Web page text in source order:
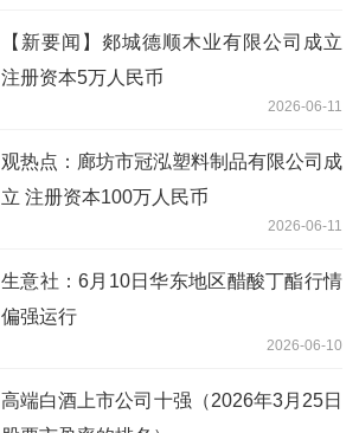
【新要闻】郯城德顺木业有限公司成立
注册资本5万人民币
2026-06-11
观热点：廊坊市冠泓塑料制品有限公司成
立 注册资本100万人民币
2026-06-11
生意社：6月10日华东地区醋酸丁酯行情
偏强运行
2026-06-10
高端白酒上市公司十强（2026年3月25日